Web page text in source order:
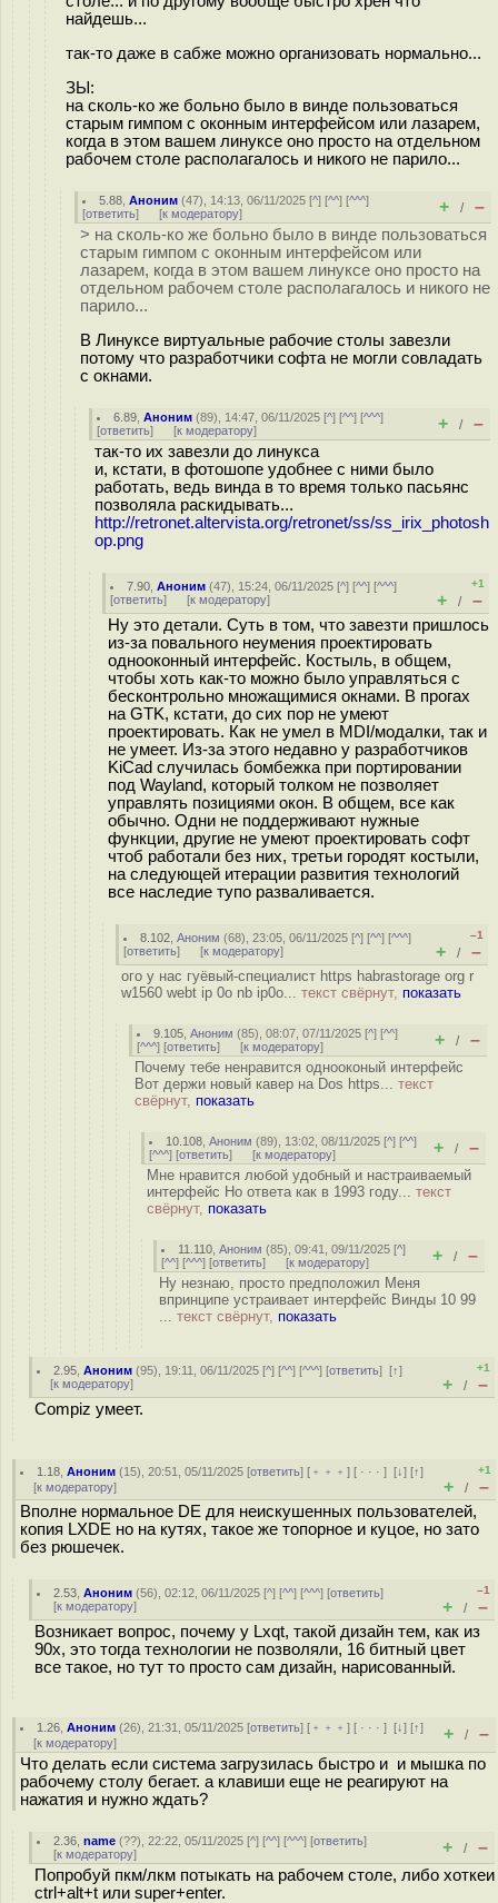
найдешь...
так-то даже в сабже можно организовать нормально...
ЗЫ:
на сколь-ко же больно было в винде пользоваться
старым гимпом с оконным интерфейсом или лазарем,
когда в этом вашем линуксе оно просто на отдельном
рабочем столе располагалось и никого не парило...
5.88 ,Аноним (47), 14:13, 06/11/2025 [^] [^^] [^^^]
[ответить] [к модератору] + / –
> на сколь-ко же больно было в винде пользоваться
старым гимпом с оконным интерфейсом или
лазарем, когда в этом вашем линуксе оно просто на
отдельном рабочем столе располагалось и никого не
парило...
В Линуксе виртуальные рабочие столы завезли
потому что разработчики софта не могли совладать
с окнами.
6.89 ,Аноним (89), 14:47, 06/11/2025 [^] [^^] [^^^]
[ответить] [к модератору] + / –
так-то их завезли до линукса
и, кстати, в фотошопе удобнее с ними было
работать, ведь винда в то время только пасьянс
позволяла раскидывать...
http://retronet.altervista.org/retronet/ss/ss_irix_photosh
op.png
7.90 ,Аноним (47), 15:24, 06/11/2025 [^] [^^] [^^^]
[ответить] [к модератору]
+1
+ / –
Ну это детали. Суть в том, что завезти пришлось
из-за повального неумения проектировать
однооконный интерфейс. Костыль, в общем,
чтобы хоть как-то можно было управляться с
бесконтрольно множащимися окнами. В прогах
на GTK, кстати, до сих пор не умеют
проектировать. Как не умел в MDI/модалки, так и
не умеет. Из-за этого недавно у разработчиков
KiCad случилась бомбежка при портировании
под Wayland, который толком не позволяет
управлять позициями окон. В общем, все как
обычно. Одни не поддерживают нужные
функции, другие не умеют проектировать софт
чтоб работали без них, третьи городят костыли,
на следующей итерации развития технологий
все наследие тупо разваливается.
8.102 ,Аноним (68), 23:05, 06/11/2025 [^] [^^] [^^^]
[ответить] [к модератору]
–1
+ / –
ого у нас гуёвый-специалист https habrastorage org r
w1560 webt ip 0o nb ip0o... текст свёрнут, показать
9.105 ,Аноним (85), 08:07, 07/11/2025 [^] [^^]
[^^^] [ответить] [к модератору] + / –
Почему тебе ненравится однооконый интерфейс
Вот держи новый кавер на Dos https... текст
свёрнут, показать
10.108 ,Аноним (89), 13:02, 08/11/2025 [^] [^^]
[^^^] [ответить] [к модератору] + / –
Мне нравится любой удобный и настраиваемый
интерфейс Но ответа как в 1993 году... текст
свёрнут, показать
11.110 ,Аноним (85), 09:41, 09/11/2025 [^]
[^^] [^^^] [ответить] [к модератору] + / –
Ну незнаю, просто предположил Меня
впринципе устраивает интерфейс Винды 10 99
... текст свёрнут, показать
2.95 ,Аноним (95), 19:11, 06/11/2025 [^] [^^] [^^^] [ответить][↑]
[к модератору]
+1
+ / –
Compiz умеет.
1.18 ,Аноним (15), 20:51, 05/11/2025 [ответить] [ ﹢﹢﹢] [ · · ·][↓] [↑]
[к модератору]
+1
+ / –
Вполне нормальное DE для неискушенных пользователей,
копия LXDE но на кутях, такое же топорное и куцое, но зато
без рюшечек.
2.53 ,Аноним (56), 02:12, 06/11/2025 [^] [^^] [^^^] [ответить]
[к модератору]
–1
+ / –
Возникает вопрос, почему у Lxqt, такой дизайн тем, как из
90х, это тогда технологии не позволяли, 16 битный цвет
все такое, но тут то просто сам дизайн, нарисованный.
1.26 ,Аноним (26), 21:31, 05/11/2025 [ответить] [ ﹢﹢﹢] [ · · ·][↓] [↑]
[к модератору] + / –
Что делать если система загрузилась быстро и и мышка по
рабочему столу бегает. а клавиши еще не реагируют на
нажатия и нужно ждать?
2.36 ,name (??), 22:22, 05/11/2025 [^] [^^] [^^^] [ответить]
[к модератору] + / –
Попробуй пкм/лкм потыкать на рабочем столе, либо хоткеи
ctrl+alt+t или super+enter.